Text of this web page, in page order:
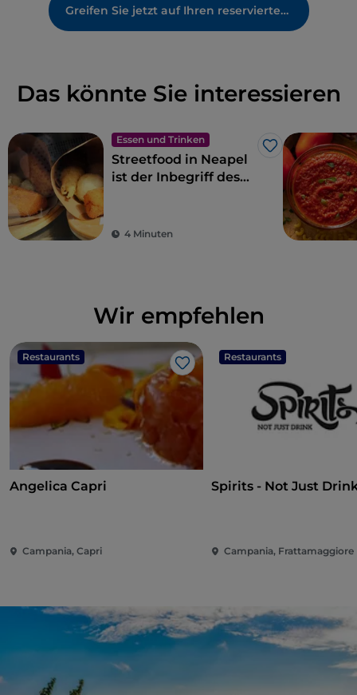
Greifen Sie jetzt auf Ihren reservierten Bereich zu
Das könnte Sie interessieren
Essen und Trinken
Like
Streetfood in Neapel
ist der Inbegriff des
4 Minuten
Wir empfehlen
Restaurants
Like
Angelica Capri
Campania, Capri
Restaurants
Spirits - Not Just
Campania, Frattamaggiore